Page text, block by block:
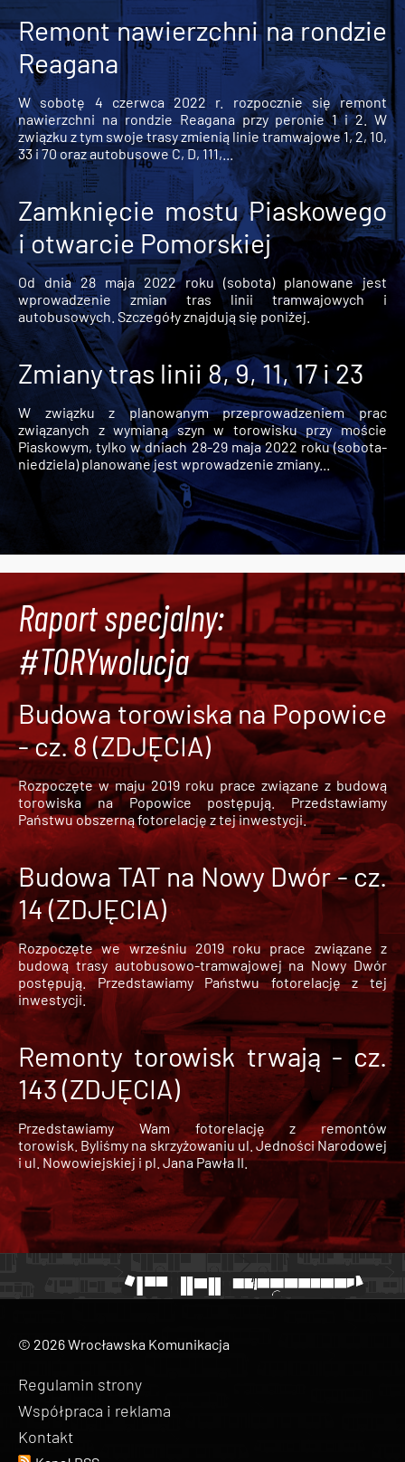
Remont nawierzchni na rondzie
Reagana
W sobotę 4 czerwca 2022 r. rozpocznie się remont
nawierzchni na rondzie Reagana przy peronie 1 i 2. W
związku z tym swoje trasy zmienią linie tramwajowe 1, 2, 10,
33 i 70 oraz autobusowe C, D, 111,...
Zamknięcie mostu Piaskowego
i otwarcie Pomorskiej
Od dnia 28 maja 2022 roku (sobota) planowane jest
wprowadzenie zmian tras linii tramwajowych i
autobusowych. Szczegóły znajdują się poniżej.
Zmiany tras linii 8, 9, 11, 17 i 23
W związku z planowanym przeprowadzeniem prac
związanych z wymianą szyn w torowisku przy moście
Piaskowym, tylko w dniach 28-29 maja 2022 roku (sobota-
niedziela) planowane jest wprowadzenie zmiany...
Raport specjalny:
#TORYwolucja
Budowa torowiska na Popowice
- cz. 8 (ZDJĘCIA)
Rozpoczęte w maju 2019 roku prace związane z budową
torowiska na Popowice
postępują. Przedstawiamy
Państwu obszerną fotorelację z tej inwestycji.
Budowa TAT na Nowy Dwór - cz.
14 (ZDJĘCIA)
Rozpoczęte we wrześniu 2019 roku prace związane z
budową trasy autobusowo-tramwajowej na Nowy Dwór
postępują. Przedstawiamy Państwu fotorelację z tej
inwestycji.
Remonty torowisk trwają - cz.
143 (ZDJĘCIA)
Przedstawiamy Wam fotorelację z remontów
torowisk. Byliśmy na skrzyżowaniu ul. Jedności Narodowej
i ul. Nowowiejskiej i pl. Jana Pawła II.
© 2026 Wrocławska Komunikacja
Regulamin strony
Współpraca i reklama
Kontakt